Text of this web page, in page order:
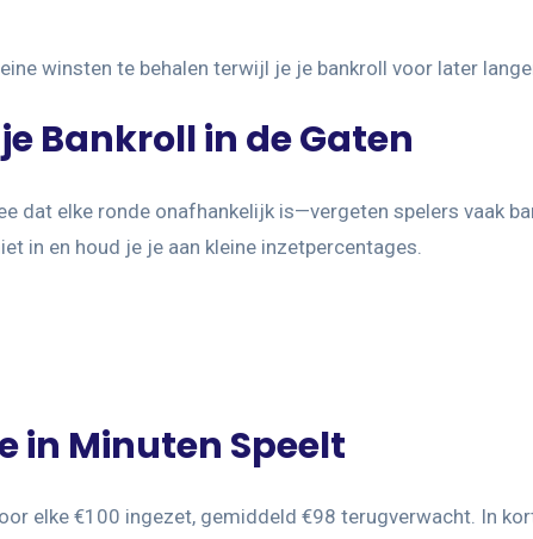
winsten te behalen terwijl je je bankroll voor later
Bankroll in de Gaten
dat elke ronde onafhankelijk is—vergeten spelers vaak
in en houd je je aan kleine inzetpercentages.
in Minuten Speelt
elke €100 ingezet, gemiddeld €98 terugverwacht. In